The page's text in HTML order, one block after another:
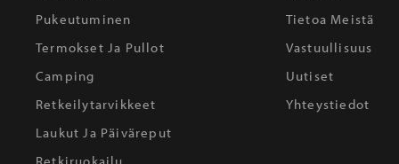
Pukeutuminen
Termokset Ja Pullot
Camping
Retkeilytarvikkeet
Laukut Ja Päiväreput
Retkiruokailu
Tietoa Meistä
Vastuullisuus
Uutiset
Yhteystiedot